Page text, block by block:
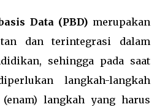
Data (PBD) merupakan
dan terintegrasi dalam
sehingga pada saat
langkah-langkah
langkah yang harus